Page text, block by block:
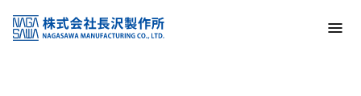
KSS加盟店・取扱店情報
店舗一覧